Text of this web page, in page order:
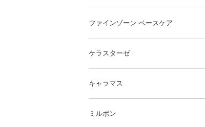
ファインゾーン ベースケア
ケラスターゼ
キャラマス
ミルボン